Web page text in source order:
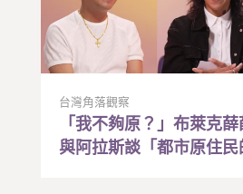
台灣角落觀察
「我不夠原？」布萊克薛
與阿拉斯談「都市原住民